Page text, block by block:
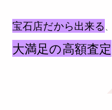
宝石店だから出来る、
大満足の高額査定